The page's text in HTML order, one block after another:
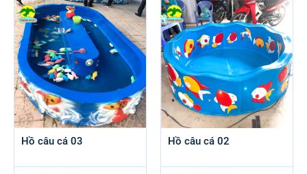
Hồ câu cá 03 Hồ câu cá 02